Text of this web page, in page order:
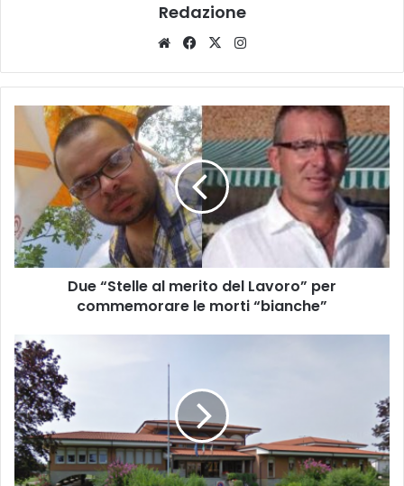
Redazione
WebsiteFacebook
X
“Stelle
al
merito
del
Lavoro”
per
commemorare
le
Due “Stelle al merito del Lavoro” per
commemorare le morti “bianche”
La
scuola
“B.
Barbarani”
di
Minerbe
si
fa